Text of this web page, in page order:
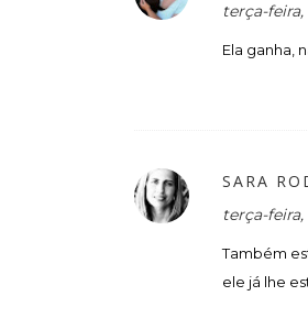
terça-feira,
Ela ganha,
SARA
terça-feira,
Também
ele já lhe